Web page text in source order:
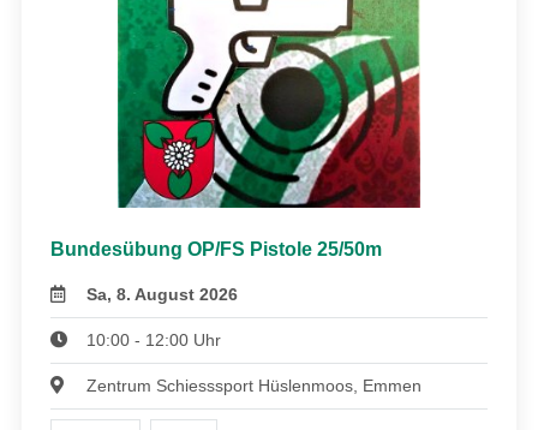
Bundesübung OP/FS Pistole 25/50m
Sa, 8. August 2026
10:00 - 12:00 Uhr
Zentrum Schiesssport Hüslenmoos, Emmen